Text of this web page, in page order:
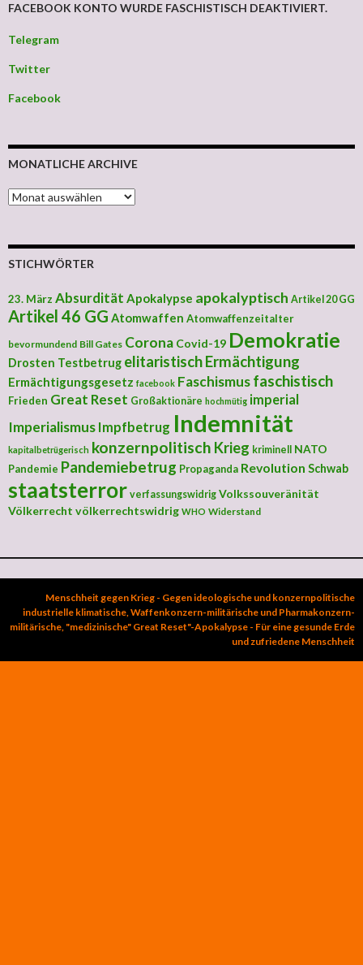
FACEBOOK KONTO WURDE FASCHISTISCH DEAKTIVIERT.
Telegram
Twitter
Facebook
MONATLICHE ARCHIVE
MONATLICHE ARCHIVE
STICHWÖRTER
23. März Absurdität Apokalypse apokalyptisch Artikel 20 GG
Artikel 46 GG Atomwaffen Atomwaffenzeitalter
bevormundend Bill Gates Corona Covid-19 Demokratie
Drosten Testbetrug elitaristischErmächtigung
Ermächtigungsgesetz facebook Faschismusfaschistisch
Frieden Great Reset Großaktionäre hochmütig imperial
Imperialismus Impfbetrug Indemnität
kapitalbetrügerisch konzernpolitisch Krieg kriminell
NATO
Pandemie Pandemiebetrug Propaganda Revolution Schwab
staatsterror verfassungswidrig Volkssouveränität
Völkerrecht völkerrechtswidrig WHO Widerstand
Menschheit gegen Krieg - Gegen ideologische und konzernpolitische
industrielle klimatische, Waffenkonzern-militärische und Pharmakonzern-
militärische, "medizinische" Great Reset"-Apokalypse - Für eine gesunde Erde
und zufriedene Menschheit